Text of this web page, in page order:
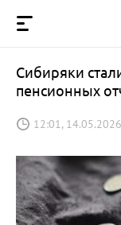
Сибиряки
пенсионных
12:01, 14.05.2026